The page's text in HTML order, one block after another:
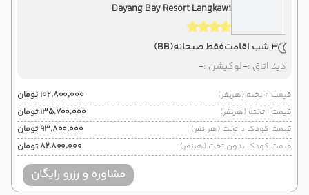
Dayang Bay Resort Langkawi
3 شب اقامت فقط صبحانه(BB)
دید اتاق :-لوکیشن :-
قیمت 2 تخته (هرنفر)
۱۰۲٬۸۰۰٬۰۰۰ تومان
قیمت 1 تخته (هرنفر)
۱۳۵٬۷۰۰٬۰۰۰ تومان
قیمت کودک با تخت (هر نفر)
۹۳٬۸۰۰٬۰۰۰ تومان
قیمت کودک بدون تخت (هرنفر)
۸۲٬۸۰۰٬۰۰۰ تومان
مشاوره و رزرو رایگان